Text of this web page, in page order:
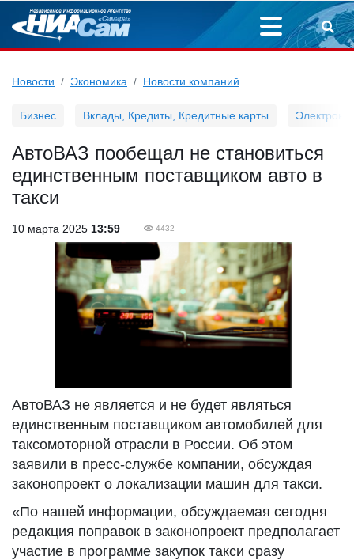
Новости Экономика Новости компаний
Бизнес Вклады, Кредиты, Кредитные карты
АвтоВАЗ пообещал не становиться
единственным поставщиком авто в
такси
10 марта 2025 13:59 4432
АвтоВАЗ не является и не будет являться
единственным поставщиком автомобилей для
таксомоторной отрасли в России. Об этом
заявили в пресс-службе компании, обсуждая
законопроект о локализации машин для такси.
«По нашей информации, обсуждаемая сегодня
редакция поправок в законопроект предполагает
участие в программе закупок такси сразу